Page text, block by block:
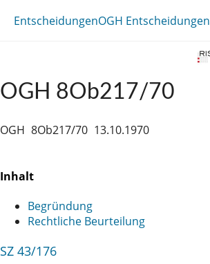
EntscheidungenOGH Entscheidungen
OGH 8Ob217/70
OGH 8Ob217/70 13.10.1970
Inhalt
Begründung
Rechtliche Beurteilung
SZ 43/176